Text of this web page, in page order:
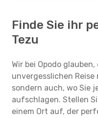
Finde Sie ihr
Tezu
Wir bei Opodo
unvergesslichen
sondern auch, wo Sie
aufschlagen. Stellen
einem Ort auf, der